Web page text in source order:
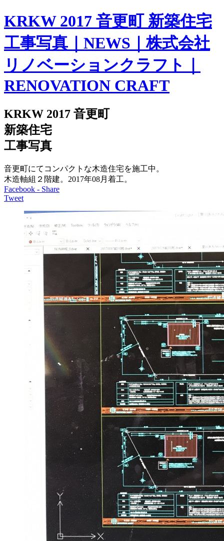
KRKW 2017 音更町 新築住宅
工事写真｜NEWS｜株式会社
リノベーションクラフト｜
RENOVATION CRAFT
KRKW 2017 音更町
新築住宅
工事写真
音更町にてコンパクトな木造住宅を施工中。
木造軸組２階建。2017年08月着工。
Facebook - Share
Tweet